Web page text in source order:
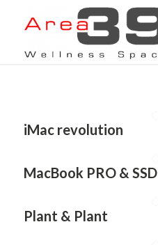
iMac revolution
MacBook PRO & SSD
Plant & Plant